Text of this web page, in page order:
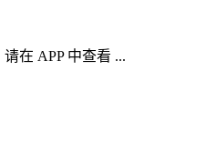
在 APP 中查看 ...